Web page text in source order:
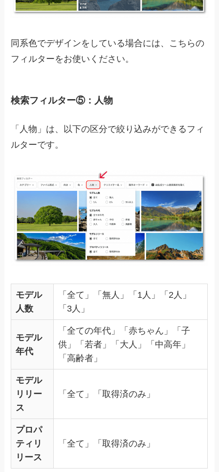
同系色でデザインをしている場合には、こちらの
フィルターをお使いください。
検索フィルター⑤：人物
「人物」は、以下の区分で絞り込みができるフィ
ルターです。
モデル
人数
「全て」「無人」「1人」「2人」
「3人」
モデル
年代
「全ての年代」「赤ちゃん」「子
供」「若者」「大人」「中高年」
「高齢者」
モデル
リリー
ス
「全て」「取得済のみ」
プロパ
ティリ
リース
「全て」「取得済のみ」